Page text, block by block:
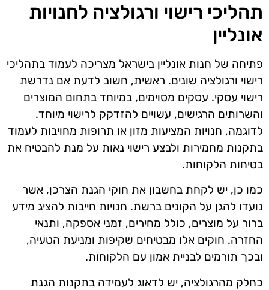
תהליכי רישוי ורגולציה לחנויות
אונליין
פתיחה של חנות אונליין בישראל מצריכה לעמוד בתהליכי
רישוי ורגולציה שונים. ראשית, חשוב לדעת אם נדרשת
רישוי עסקי. עסקים מסוימים, במיוחד בתחום המוצרים
והשרותים הרגישים, עשויים להזדקק לרישוי מיוחד.
לדוגמה, חנויות המציעות מזון או תרופות מחויבות לעמוד
בתקנות מחמירות ולבצע רישוי נאות על מנת להבטיח את
בטיחות הלקוחות.
כמו כן, יש לקחת בחשבון את חוקי הגנת הצרכן, אשר
נועדו להגן על הקונים ברשת. חנויות חייבות להציג מידע
ברור על מוצרים, כולל מחירים, זמני אספקה, ותנאי
החזרה. חוקים אלו מבטיחים שקיפות ומניעת הטעיה,
ובכך תורמים לבניית אמון עם הלקוחות.
כחלק מהרגולציה, יש לדאוג לעמידה בתקנות הגנת